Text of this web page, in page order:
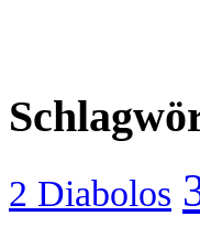
2 Diabolos